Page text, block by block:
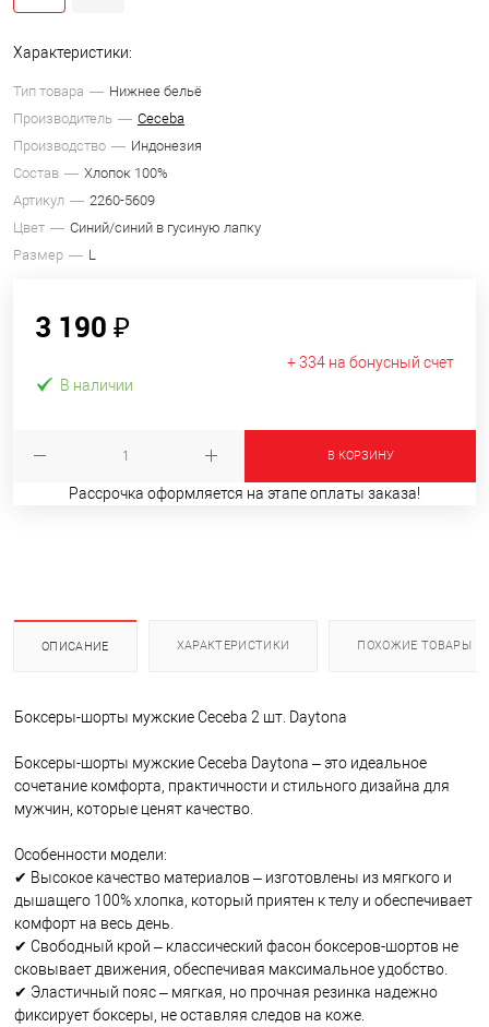
Характеристики:
Тип товара
Нижнее бельё
Производитель
Ceceba
Производство
Индонезия
Состав
Хлопок 100%
Артикул
2260-5609
Цвет
Синий/синий в гусиную лапку
Размер
L
3 190 ₽
+ 334 на бонусный счет
В наличии
В КОРЗИНУ
Рассрочка оформляется на этапе оплаты заказа!
ОПИСАНИЕ ХАРАКТЕРИСТИКИ ПОХОЖИЕ ТОВАРЫ
Боксеры-шорты мужские Ceceba 2 шт. Daytona
Боксеры-шорты мужские Ceceba Daytona – это идеальное
сочетание комфорта, практичности и стильного дизайна для
мужчин, которые ценят качество.
Особенности модели:
✔ Высокое качество материалов – изготовлены из мягкого и
дышащего 100% хлопка, который приятен к телу и обеспечивает
комфорт на весь день.
✔ Свободный крой – классический фасон боксеров-шортов не
сковывает движения, обеспечивая максимальное удобство.
✔ Эластичный пояс – мягкая, но прочная резинка надежно
фиксирует боксеры, не оставляя следов на коже.